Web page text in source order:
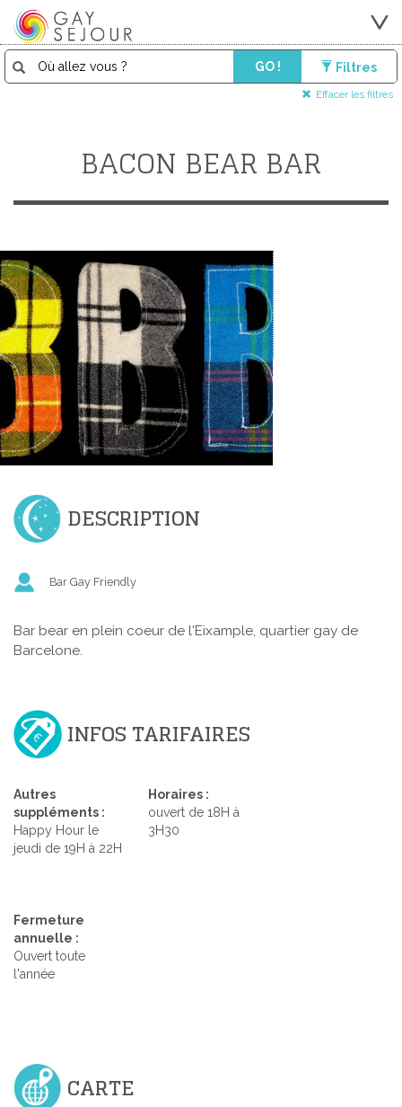
GO ! Filtres
Effacer les filtres
BACON BEAR BAR
DESCRIPTION
Bar Gay Friendly
Bar bear en plein coeur de l'Eixample, quartier gay de
Barcelone.
INFOS TARIFAIRES
Autres
suppléments :
Happy Hour le
jeudi de 19H à 22H
Horaires :
ouvert de 18H à
3H30
Fermeture
annuelle :
Ouvert toute
l'année
CARTE